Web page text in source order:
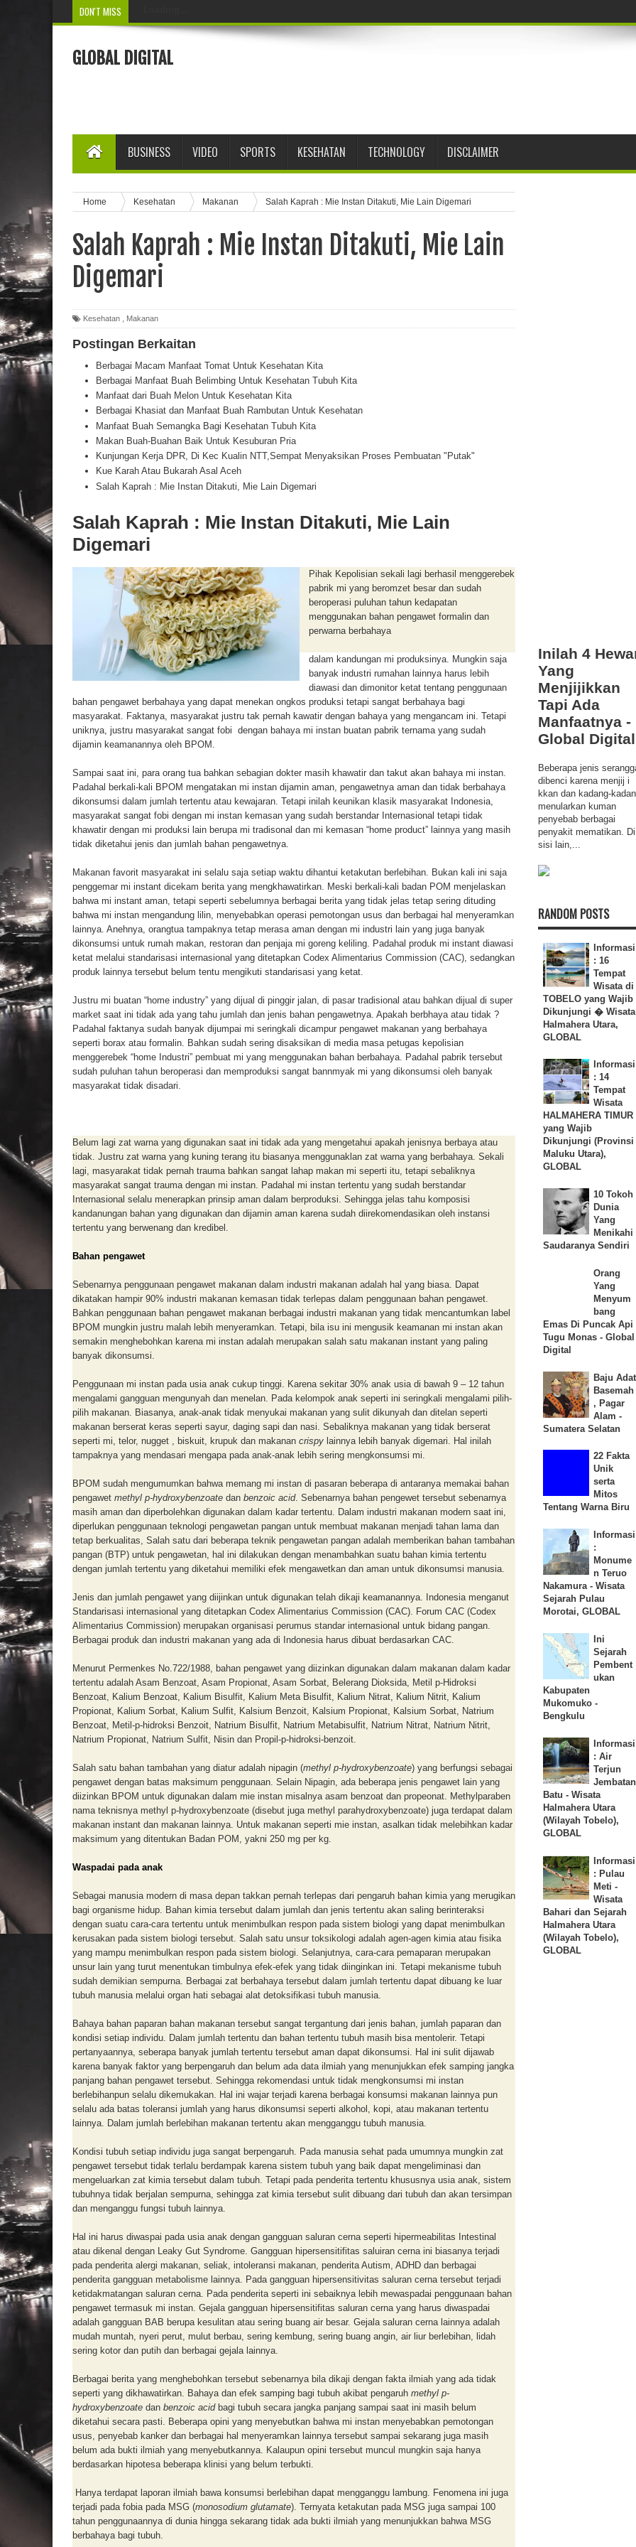
DON'T MISS
GLOBAL DIGITAL
BUSINESS VIDEO SPORTS KESEHATAN TECHNOLOGY DISCLAIMER
Inilah 4
Yang
Menjijikkan
Tapi Ada
Manfaatnya -
Global Digital
Beberapa jenis
dibenci karena menjij i
kkan dan kadang-
menularkan kuman
penyebab berbagai
penyakit mematikan. Di
sisi lain,...
RANDOM POSTS
Informasi
: 16
Tempat
Wisata di
TOBELO yang Wajib
Dikunjungi � Wisata
Halmahera Utara,
GLOBAL
Informasi
: 14
Tempat
Wisata
HALMAHERA TIMUR
yang Wajib
Dikunjungi (Provinsi
Maluku Utara),
GLOBAL
10 Tokoh
Dunia
Yang
Menikahi
Saudaranya Sendiri
Orang
Yang
Menyum
bang
Emas Di Puncak Api
Tugu Monas - Global
Digital
Baju Adat
Basemah
, Pagar
Alam -
Sumatera Selatan
22 Fakta
Unik
serta
Mitos
Tentang Warna Biru
Informasi
:
Monume
n Teruo
Nakamura - Wisata
Sejarah Pulau
Morotai, GLOBAL
Ini
Sejarah
Pembent
ukan
Kabupaten
Mukomuko -
Bengkulu
Informasi
: Air
Terjun
Jembatan
Batu - Wisata
Halmahera Utara
(Wilayah Tobelo),
GLOBAL
Informasi
: Pulau
Meti -
Wisata
Bahari dan Sejarah
Halmahera Utara
(Wilayah Tobelo),
GLOBAL
Home Kesehatan Makanan Salah Kaprah : Mie Instan Ditakuti, Mie Lain Digemari
Salah Kaprah : Mie Instan Ditakuti, Mie Lain
Digemari
Kesehatan Makanan
Postingan Berkaitan
Berbagai Macam Manfaat Tomat Untuk Kesehatan Kita
Berbagai Manfaat Buah Belimbing Untuk Kesehatan Tubuh Kita
Manfaat dari Buah Melon Untuk Kesehatan Kita
Berbagai Khasiat dan Manfaat Buah Rambutan Untuk Kesehatan
Manfaat Buah Semangka Bagi Kesehatan Tubuh Kita
Makan Buah-Buahan Baik Untuk Kesuburan Pria
Kunjungan Kerja DPR, Di Kec Kualin NTT,Sempat Menyaksikan Proses Pembuatan "Putak"
Kue Karah Atau Bukarah Asal Aceh
Salah Kaprah : Mie Instan Ditakuti, Mie Lain Digemari
Salah Kaprah : Mie Instan Ditakuti, Mie Lain
Digemari
Pihak Kepolisian sekali lagi berhasil menggerebek
pabrik mi yang beromzet besar dan sudah
beroperasi puluhan tahun kedapatan
menggunakan bahan pengawet formalin dan
perwarna berbahaya
dalam kandungan mi produksinya. Mungkin saja
banyak industri rumahan lainnya harus lebih
diawasi dan dimonitor ketat tentang penggunaan
bahan pengawet berbahaya yang dapat menekan ongkos produksi tetapi sangat berbahaya bagi
masyarakat. Faktanya, masyarakat justru tak pernah kawatir dengan bahaya yang mengancam ini. Tetapi
uniknya, justru masyarakat sangat fobi dengan bahaya mi instan buatan pabrik ternama yang sudah
dijamin keamanannya oleh BPOM.
Sampai saat ini, para orang tua bahkan sebagian dokter masih khawatir dan takut akan bahaya mi instan.
Padahal berkali-kali BPOM mengatakan mi instan dijamin aman, pengawetnya aman dan tidak berbahaya
dikonsumsi dalam jumlah tertentu atau kewajaran. Tetapi inilah keunikan klasik masyarakat Indonesia,
masyarakat sangat fobi dengan mi instan kemasan yang sudah berstandar Internasional tetapi tidak
khawatir dengan mi produksi lain berupa mi tradisonal dan mi kemasan “home product” lainnya yang masih
tidak diketahui jenis dan jumlah bahan pengawetnya.
Makanan favorit masyarakat ini selalu saja setiap waktu dihantui ketakutan berlebihan. Bukan kali ini saja
penggemar mi instant dicekam berita yang mengkhawatirkan. Meski berkali-kali badan POM menjelaskan
bahwa mi instant aman, tetapi seperti sebelumnya berbagai berita yang tidak jelas tetap sering dituding
bahwa mi instan mengandung lilin, menyebabkan operasi pemotongan usus dan berbagai hal menyeramkan
lainnya. Anehnya, orangtua tampaknya tetap merasa aman dengan mi industri lain yang juga banyak
dikonsumsi untuk rumah makan, restoran dan penjaja mi goreng keliling. Padahal produk mi instant diawasi
ketat melalui standarisasi internasional yang ditetapkan Codex Alimentarius Commission (CAC), sedangkan
produk lainnya tersebut belum tentu mengikuti standarisasi yang ketat.
Justru mi buatan “home industry” yang dijual di pinggir jalan, di pasar tradisional atau bahkan dijual di super
market saat ini tidak ada yang tahu jumlah dan jenis bahan pengawetnya. Apakah berbhaya atau tidak ?
Padahal faktanya sudah banyak dijumpai mi seringkali dicampur pengawet makanan yang berbahaya
seperti borax atau formalin. Bahkan sudah sering disaksikan di media masa petugas kepolisian
menggerebek “home Industri” pembuat mi yang menggunakan bahan berbahaya. Padahal pabrik tersebut
sudah puluhan tahun beroperasi dan memproduksi sangat bannmyak mi yang dikonsumsi oleh banyak
masyarakat tidak disadari.
Belum lagi zat warna yang digunakan saat ini tidak ada yang mengetahui apakah jenisnya berbaya atau
tidak. Justru zat warna yang kuning terang itu biasanya menggunaklan zat warna yang berbahaya. Sekali
lagi, masyarakat tidak pernah trauma bahkan sangat lahap makan mi seperti itu, tetapi sebaliknya
masyarakat sangat trauma dengan mi instan. Padahal mi instan tertentu yang sudah berstandar
Internasional selalu menerapkan prinsip aman dalam berproduksi. Sehingga jelas tahu komposisi
kandanungan bahan yang digunakan dan dijamin aman karena sudah diirekomendasikan oleh instansi
tertentu yang berwenang dan kredibel.
Bahan pengawet
Sebenarnya penggunaan pengawet makanan dalam industri makanan adalah hal yang biasa. Dapat
dikatakan hampir 90% industri makanan kemasan tidak terlepas dalam penggunaan bahan pengawet.
Bahkan penggunaan bahan pengawet makanan berbagai industri makanan yang tidak mencantumkan label
BPOM mungkin justru malah lebih menyeramkan. Tetapi, bila isu ini mengusik keamanan mi instan akan
semakin menghebohkan karena mi instan adalah merupakan salah satu makanan instant yang paling
banyak dikonsumsi.
Penggunaan mi instan pada usia anak cukup tinggi. Karena sekitar 30% anak usia di bawah 9 – 12 tahun
mengalami gangguan mengunyah dan menelan. Pada kelompok anak seperti ini seringkali mengalami pilih-
pilih makanan. Biasanya, anak-anak tidak menyukai makanan yang sulit dikunyah dan ditelan seperti
makanan berserat keras seperti sayur, daging sapi dan nasi. Sebaliknya makanan yang tidak berserat
seperti mi, telor, nugget , biskuit, krupuk dan makanan crispy lainnya lebih banyak digemari. Hal inilah
tampaknya yang mendasari mengapa pada anak-anak lebih sering mengkonsumsi mi.
BPOM sudah mengumumkan bahwa memang mi instan di pasaran beberapa di antaranya memakai bahan
pengawet methyl p-hydroxybenzoate dan benzoic acid. Sebenarnya bahan pengewet tersebut sebenarnya
masih aman dan diperbolehkan digunakan dalam kadar tertentu. Dalam industri makanan modern saat ini,
diperlukan penggunaan teknologi pengawetan pangan untuk membuat makanan menjadi tahan lama dan
tetap berkualitas, Salah satu dari beberapa teknik pengawetan pangan adalah memberikan bahan tambahan
pangan (BTP) untuk pengawetan, hal ini dilakukan dengan menambahkan suatu bahan kimia tertentu
dengan jumlah tertentu yang diketahui memiliki efek mengawetkan dan aman untuk dikonsumsi manusia.
Jenis dan jumlah pengawet yang diijinkan untuk digunakan telah dikaji keamanannya. Indonesia menganut
Standarisasi internasional yang ditetapkan Codex Alimentarius Commission (CAC). Forum CAC (Codex
Alimentarius Commission) merupakan organisasi perumus standar internasional untuk bidang pangan.
Berbagai produk dan industri makanan yang ada di Indonesia harus dibuat berdasarkan CAC.
Menurut Permenkes No.722/1988, bahan pengawet yang diizinkan digunakan dalam makanan dalam kadar
tertentu adalah Asam Benzoat, Asam Propionat, Asam Sorbat, Belerang Dioksida, Metil p-Hidroksi
Benzoat, Kalium Benzoat, Kalium Bisulfit, Kalium Meta Bisulfit, Kalium Nitrat, Kalium Nitrit, Kalium
Propionat, Kalium Sorbat, Kalium Sulfit, Kalsium Benzoit, Kalsium Propionat, Kalsium Sorbat, Natrium
Benzoat, Metil-p-hidroksi Benzoit, Natrium Bisulfit, Natrium Metabisulfit, Natrium Nitrat, Natrium Nitrit,
Natrium Propionat, Natrium Sulfit, Nisin dan Propil-p-hidroksi-benzoit.
Salah satu bahan tambahan yang diatur adalah nipagin (methyl p-hydroxybenzoate) yang berfungsi sebagai
pengawet dengan batas maksimum penggunaan. Selain Nipagin, ada beberapa jenis pengawet lain yang
diizinkan BPOM untuk digunakan dalam mie instan misalnya asam benzoat dan propeonat. Methylparaben
nama teknisnya methyl p-hydroxybenzoate (disebut juga methyl parahydroxybenzoate) juga terdapat dalam
makanan instant dan makanan lainnya. Untuk makanan seperti mie instan, asalkan tidak melebihkan kadar
maksimum yang ditentukan Badan POM, yakni 250 mg per kg.
Waspadai pada anak
Sebagai manusia modern di masa depan takkan pernah terlepas dari pengaruh bahan kimia yang merugikan
bagi organisme hidup. Bahan kimia tersebut dalam jumlah dan jenis tertentu akan saling berinteraksi
dengan suatu cara-cara tertentu untuk menimbulkan respon pada sistem biologi yang dapat menimbulkan
kerusakan pada sistem biologi tersebut. Salah satu unsur toksikologi adalah agen-agen kimia atau fisika
yang mampu menimbulkan respon pada sistem biologi. Selanjutnya, cara-cara pemaparan merupakan
unsur lain yang turut menentukan timbulnya efek-efek yang tidak diinginkan ini. Tetapi mekanisme tubuh
sudah demikian sempurna. Berbagai zat berbahaya tersebut dalam jumlah tertentu dapat dibuang ke luar
tubuh manusia melalui organ hati sebagai alat detoksifikasi tubuh manusia.
Bahaya bahan paparan bahan makanan tersebut sangat tergantung dari jenis bahan, jumlah paparan dan
kondisi setiap individu. Dalam jumlah tertentu dan bahan tertentu tubuh masih bisa mentolerir. Tetapi
pertanyaannya, seberapa banyak jumlah tertentu tersebut aman dapat dikonsumsi. Hal ini sulit dijawab
karena banyak faktor yang berpengaruh dan belum ada data ilmiah yang menunjukkan efek samping jangka
panjang bahan pengawet tersebut. Sehingga rekomendasi untuk tidak mengkonsumsi mi instan
berlebihanpun selalu dikemukakan. Hal ini wajar terjadi karena berbagai konsumsi makanan lainnya pun
selalu ada batas toleransi jumlah yang harus dikonsumsi seperti alkohol, kopi, atau makanan tertentu
lainnya. Dalam jumlah berlebihan makanan tertentu akan mengganggu tubuh manusia.
Kondisi tubuh setiap individu juga sangat berpengaruh. Pada manusia sehat pada umumnya mungkin zat
pengawet tersebut tidak terlalu berdampak karena sistem tubuh yang baik dapat mengeliminasi dan
mengeluarkan zat kimia tersebut dalam tubuh. Tetapi pada penderita tertentu khususnya usia anak, sistem
tubuhnya tidak berjalan sempurna, sehingga zat kimia tersebut sulit dibuang dari tubuh dan akan tersimpan
dan menganggu fungsi tubuh lainnya.
Hal ini harus diwaspai pada usia anak dengan gangguan saluran cerna seperti hipermeabilitas Intestinal
atau dikenal dengan Leaky Gut Syndrome. Gangguan hipersensitifitas saluiran cerna ini biasanya terjadi
pada penderita alergi makanan, seliak, intoleransi makanan, penderita Autism, ADHD dan berbagai
penderita gangguan metabolisme lainnya. Pada gangguan hipersensitivitas saluran cerna tersebut terjadi
ketidakmatangan saluran cerna. Pada penderita seperti ini sebaiknya lebih mewaspadai penggunaan bahan
pengawet termasuk mi instan. Gejala gangguan hipersensitifitas saluran cerna yang harus diwaspadai
adalah gangguan BAB berupa kesulitan atau sering buang air besar. Gejala saluran cerna lainnya adalah
mudah muntah, nyeri perut, mulut berbau, sering kembung, sering buang angin, air liur berlebihan, lidah
sering kotor dan putih dan berbagai gejala lainnya.
Berbagai berita yang menghebohkan tersebut sebenarnya bila dikaji dengan fakta ilmiah yang ada tidak
seperti yang dikhawatirkan. Bahaya dan efek samping bagi tubuh akibat pengaruh methyl p-
hydroxybenzoate dan benzoic acidbagi tubuh secara jangka panjang sampai saat ini masih belum
diketahui secara pasti. Beberapa opini yang menyebutkan bahwa mi instan menyebabkan pemotongan
usus, penyebab kanker dan berbagai hal menyeramkan lainnya tersebut sampai sekarang juga masih
belum ada bukti ilmiah yang menyebutkannya. Kalaupun opini tersebut muncul mungkin saja hanya
berdasarkan hipotesa beberapa klinisi yang belum terbukti.
Hanya terdapat laporan ilmiah bawa konsumsi berlebihan dapat mengganggu lambung. Fenomena ini juga
terjadi pada fobia pada MSG (monosodium glutamate). Ternyata ketakutan pada MSG juga sampai 100
tahun penggunaannya di dunia hingga sekarang tidak ada bukti ilmiah yang menunjukkan bahwa MSG
berbahaya bagi tubuh.